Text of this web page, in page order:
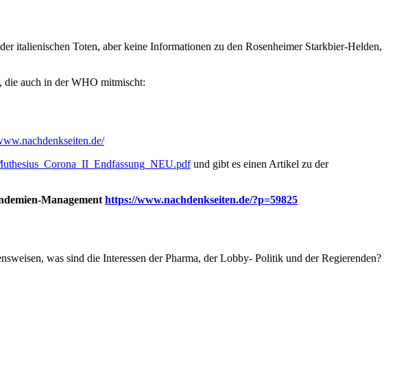
italienischen Toten, aber keine Informationen zu den Rosenheimer Starkbier-Helden,
die auch in der WHO mitmischt:
und gibt es einen Artikel zu der
Management https://www.nachdenkseiten.de/?p=59825
was sind die Interessen der Pharma, der Lobby- Politik und der Regierenden?